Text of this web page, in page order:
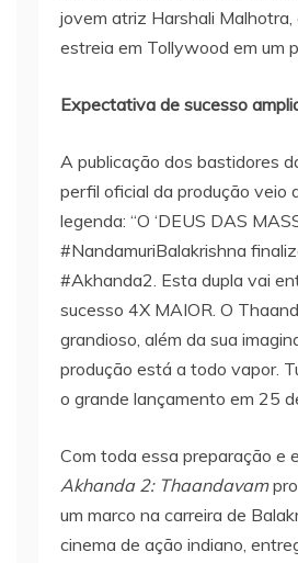
jovem atriz Harshali Malhotra,
estreia em Tollywood em um
Expectativa de sucesso
A publicação dos bastidores
perfil oficial da produção veio
legenda: “O ‘DEUS DAS
#NandamuriBalakrishna
#Akhanda2. Esta dupla vai
sucesso 4X MAIOR. O
grandioso, além da sua
produção está a todo vapor.
o grande lançamento em 25
Com toda essa preparação e
Akhanda 2: Thaandavam
um marco na carreira de
cinema de ação indiano,